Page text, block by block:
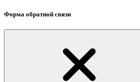
Форма обратной связи